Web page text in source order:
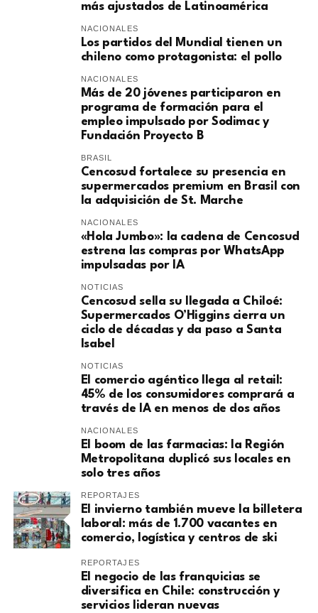
más ajustados de Latinoamérica
NACIONALES
Los partidos del Mundial tienen un
chileno como protagonista: el pollo
NACIONALES
Más de 20 jóvenes participaron en
programa de formación para el
empleo impulsado por Sodimac y
Fundación Proyecto B
BRASIL
Cencosud fortalece su presencia en
supermercados premium en Brasil con
la adquisición de St. Marche
NACIONALES
«Hola Jumbo»: la cadena de Cencosud
estrena las compras por WhatsApp
impulsadas por IA
NOTICIAS
Cencosud sella su llegada a Chiloé:
Supermercados O’Higgins cierra un
ciclo de décadas y da paso a Santa
Isabel
NOTICIAS
El comercio agéntico llega al retail:
45% de los consumidores comprará a
través de IA en menos de dos años
NACIONALES
El boom de las farmacias: la Región
Metropolitana duplicó sus locales en
solo tres años
REPORTAJES
El invierno también mueve la billetera
laboral: más de 1.700 vacantes en
comercio, logística y centros de ski
REPORTAJES
El negocio de las franquicias se
diversifica en Chile: construcción y
servicios lideran nuevas